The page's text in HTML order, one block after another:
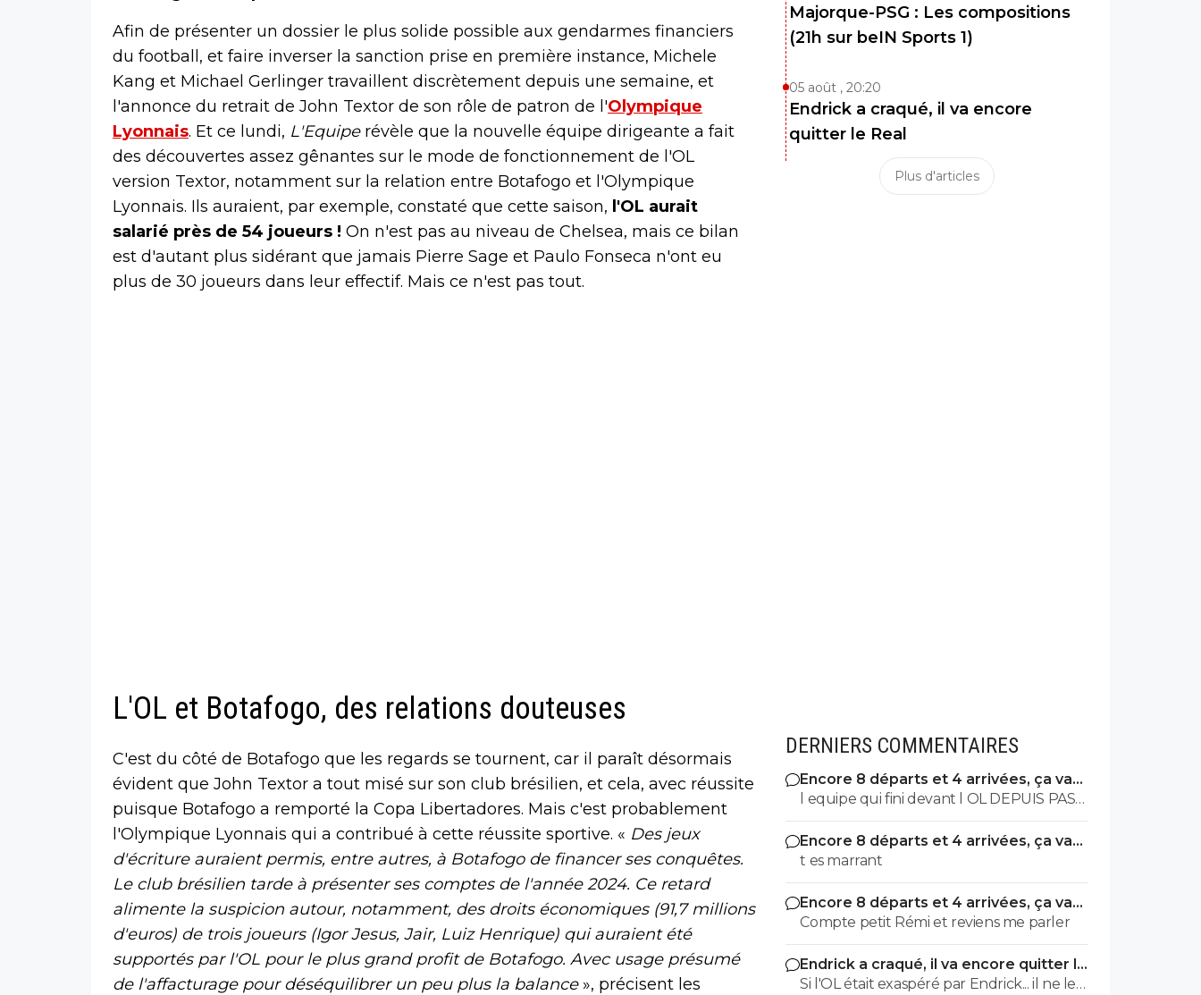
Afin de présenter un dossier le plus solide possible aux gendarmes financiers
du football, et faire inverser la sanction prise en première instance, Michele
Kang et Michael Gerlinger travaillent discrètement depuis une semaine, et
l'annonce du retrait de John Textor de son rôle de patron de l'Olympique
Lyonnais. Et ce lundi, L'Equipe révèle que la nouvelle équipe dirigeante a fait
des découvertes assez gênantes sur le mode de fonctionnement de l'OL
version Textor, notamment sur la relation entre Botafogo et l'Olympique
Lyonnais. Ils auraient, par exemple, constaté que cette saison, l'OL aurait
salarié près de 54 joueurs ! On n'est pas au niveau de Chelsea, mais ce bilan
est d'autant plus sidérant que jamais Pierre Sage et Paulo Fonseca n'ont eu
plus de 30 joueurs dans leur effectif. Mais ce n'est pas tout.
L'OL et Botafogo, des relations douteuses
C'est du côté de Botafogo que les regards se tournent, car il paraît désormais
évident que John Textor a tout misé sur son club brésilien, et cela, avec réussite
puisque Botafogo a remporté la Copa Libertadores. Mais c'est probablement
l'Olympique Lyonnais qui a contribué à cette réussite sportive. « Des jeux
d'écriture auraient permis, entre autres, à Botafogo de financer ses conquêtes.
Le club brésilien tarde à présenter ses comptes de l'année 2024. Ce retard
alimente la suspicion autour, notamment, des droits économiques (91,7 millions
d'euros) de trois joueurs (Igor Jesus, Jair, Luiz Henrique) qui auraient été
supportés par l'OL pour le plus grand profit de Botafogo. Avec usage présumé
de l'affacturage pour déséquilibrer un peu plus la balance», précisent les
Majorque-PSG : Les compositions
(21h sur beIN Sports 1)
05 août , 20:20
Endrick a craqué, il va encore
quitter le Real
Plus d'articles
DERNIERS COMMENTAIRES
Encore 8 départs et 4 arrivées, ça va
valser à l'OL
l equipe qui fini devant l OL DEPUIS PAS
MAL DE TPS? lol. t es tro malin toi
Encore 8 départs et 4 arrivées, ça va
valser à l'OL
t es marrant
Encore 8 départs et 4 arrivées, ça va
valser à l'OL
Compte petit Rémi et reviens me parler
Endrick a craqué, il va encore quitter le
Real
Si l'OL était exaspéré par Endrick... il ne le